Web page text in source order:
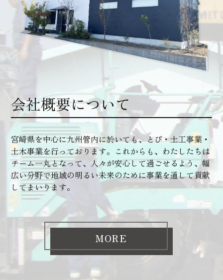
会社概要について
宮崎県を中心に九州管内に於いても、とび・土工事業・
土木事業を行っております。これからも、わたしたちは
チーム一丸となって、人々が安心して過ごせるよう、幅
広い分野で地域の明るい未来のために事業を通して貢献
してまいります。
MORE